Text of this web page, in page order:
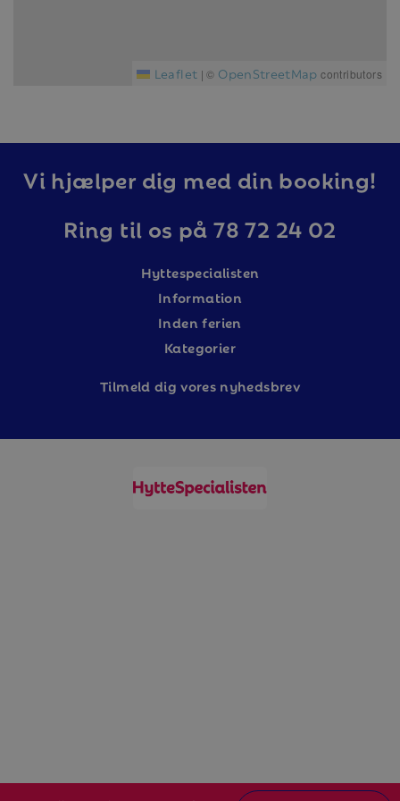
Leaflet | © OpenStreetMap contributors
Vi hjælper dig med din booking!
Ring til os på 78 72 24 02
Hyttespecialisten
Information
Inden ferien
Kategorier
Tilmeld dig vores nyhedsbrev